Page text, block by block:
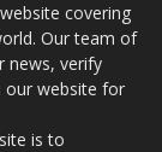
covering
Our team of
news, verify
our website for
is to